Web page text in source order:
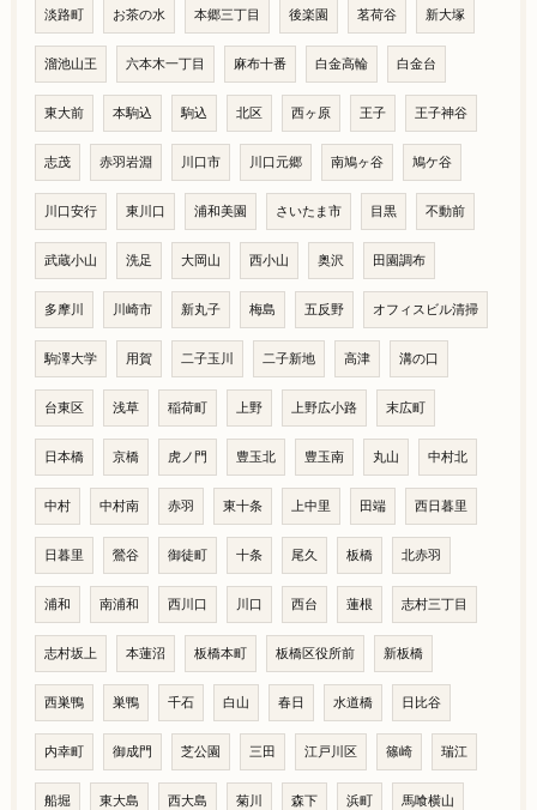
淡路町 お茶の水 本郷三丁目 後楽園 茗荷谷 新大塚
溜池山王 六本木一丁目 麻布十番 白金高輪 白金台
東大前 本駒込 駒込 北区 西ヶ原 王子 王子神谷
志茂 赤羽岩淵 川口市 川口元郷 南鳩ヶ谷 鳩ケ谷
川口安行 東川口 浦和美園 さいたま市 目黒 不動前
武蔵小山 洗足 大岡山 西小山 奥沢 田園調布
多摩川 川崎市 新丸子 梅島 五反野 オフィスビル清掃
駒澤大学 用賀 二子玉川 二子新地 高津 溝の口
台東区 浅草 稲荷町 上野 上野広小路 末広町
日本橋 京橋 虎ノ門 豊玉北 豊玉南 丸山 中村北
中村 中村南 赤羽 東十条 上中里 田端 西日暮里
日暮里 鶯谷 御徒町 十条 尾久 板橋 北赤羽
浦和 南浦和 西川口 川口 西台 蓮根 志村三丁目
志村坂上 本蓮沼 板橋本町 板橋区役所前 新板橋
西巣鴨 巣鴨 千石 白山 春日 水道橋 日比谷
内幸町 御成門 芝公園 三田 江戸川区 篠崎 瑞江
船堀 東大島 西大島 菊川 森下 浜町 馬喰横山